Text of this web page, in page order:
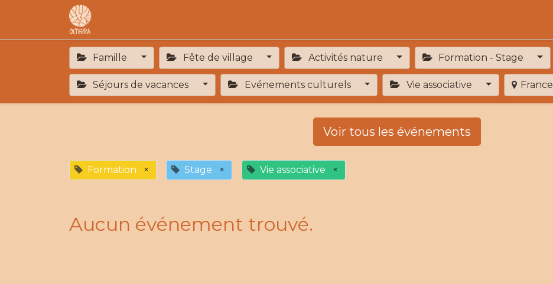
Famille Fête de village Activités nature Formation - Stage
Séjours de vacances Evénements culturels Vie associative France
Voir tous les événements
Formation × Stage × Vie associative ×
Aucun événement trouvé.